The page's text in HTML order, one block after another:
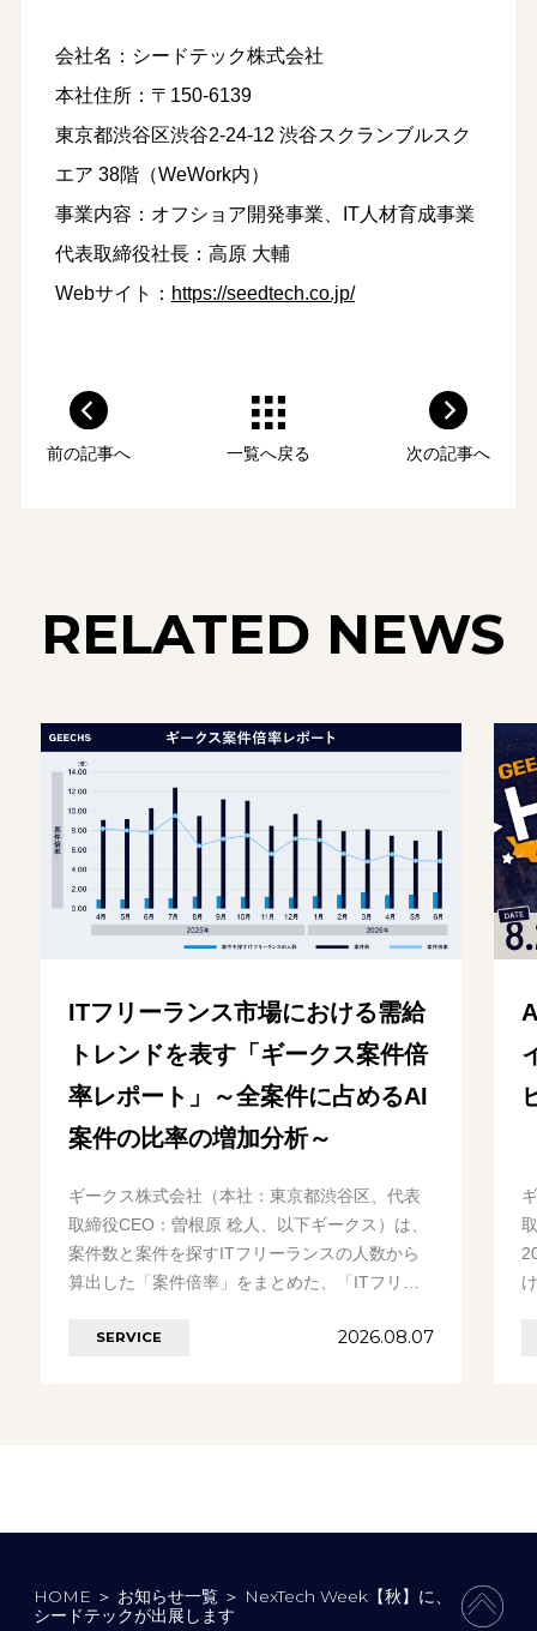
会社名：シードテック株式会社
本社住所：〒150-6139
東京都渋谷区渋谷2-24-12 渋谷スクランブルスク
エア 38階（WeWork内）
事業内容：オフショア開発事業、IT人材育成事業
代表取締役社長：高原 大輔
Webサイト： https://seedtech.co.jp/
前の記事へ 一覧へ戻る 次の記事へ
RELATED NEWS
ITフリーランス市場における需給
トレンドを表す「ギークス案件倍
率レポート」～全案件に占めるAI
案件の比率の増加分析～
ギークス株式会社（本社：東京都渋谷区、代表
取締役CEO：曽根原 稔人、以下ギークス）は、
案件数と案件を探すITフリーランスの人数から
算出した「案件倍率」をまとめた、「ITフリー
今………の続きを見る
SERVICE 2026.08.07
HOME ＞ お知らせ一覧＞ NexTech Week【秋】に、
シードテックが出展します